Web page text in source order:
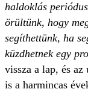
haldoklás
örültünk, hogy
segíthettünk, ha
küzdhetnek egy
vissza a lap, és
is a harmincas